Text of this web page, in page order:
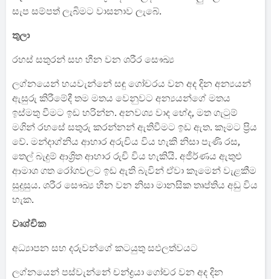
සැප සම්පත් ලැබිමට වාසනාව ලැබේ.
තුලා
රහස් සතුරන් සහ හීන වන ශරීර සෞඛ්‍ය
ලග්නයෙන් හයවැන්නේ සඳු ගෝචරය වන අද දින අන්‍යයන්
ඇසුරු කිරීමේදී තම මතය වෙනුවට අන්‍යයන්ගේ මතය
ඉස්මතු වීමට ඉඩ හරින්න. අනවශ්‍ය වාද භේද, මත ගැටුම්
මගින් රහසේ සතුරු කරන්නන් ඇතිවීමට ඉඩ ඇත. කෑමට ප්‍රිය
වේ. මන්දාග්නිය ආහාර අරුචිය විය හැකි නිසා පැණි රස,
තෙල් බැදුම් ආශ්‍රිත ආහාර රුචි විය හැකියි. අජීර්ණය ඇතුළු
ආමාශ ගත රෝගවලට ඉඩ ඇති බැවින් ඒවා කෑමෙන් වැළකීම
සුදුසුය. ශරීර සෞඛ්‍ය හීන වන නිසා මානසික තෘප්තිය අඩු විය
හැක.
වෘශ්චික
අධ්‍යාපන සහ දරුවන්ගේ කටයුතු සඵලත්වයට
ලග්නයෙන් පස්වැන්නේ චන්ද්‍රයා ගෝචර වන අද දින